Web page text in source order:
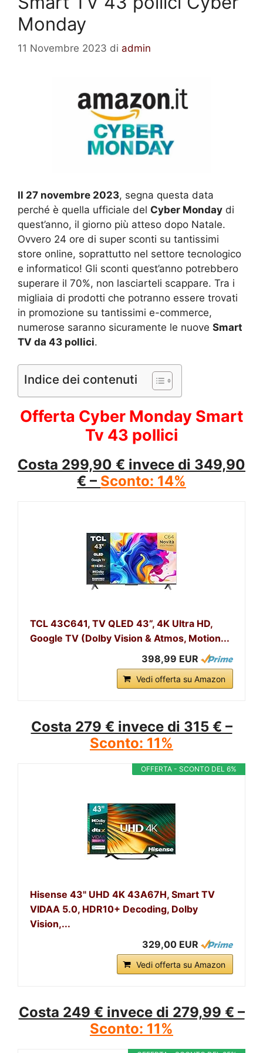
Monday
11 Novembre 2023 di admin
Il 27 novembre 2023, segna questa data
perché è quella ufficiale del Cyber Monday di
quest’anno, il giorno più atteso dopo Natale.
Ovvero 24 ore di super sconti su tantissimi
store online, soprattutto nel settore tecnologico
e informatico! Gli sconti quest’anno potrebbero
superare il 70%, non lasciarteli scappare. Tra i
migliaia di prodotti che potranno essere trovati
in promozione su tantissimi e-commerce,
numerose saranno sicuramente le nuove Smart
TV da 43 pollici.
Indice dei contenuti
Offerta Cyber Monday Smart
Tv 43 pollici
Costa 299,90 € invece di 349,90
€ – Sconto: 14%
TCL 43C641, TV QLED 43”, 4K Ultra HD,
Google TV (Dolby Vision & Atmos, Motion...
398,99 EUR
Vedi offerta su Amazon
Costa 279 € invece di 315 € –
Sconto: 11%
OFFERTA - SCONTO DEL 6%
Hisense 43" UHD 4K 43A67H, Smart TV
VIDAA 5.0, HDR10+ Decoding, Dolby
Vision,...
329,00 EUR
Vedi offerta su Amazon
Costa 249 € invece di 279,99 € –
Sconto: 11%